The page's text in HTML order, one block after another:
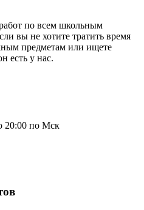
по всем школьным
вы не хотите тратить время
предметам или ищете
есть у нас.
20:00 по Мск